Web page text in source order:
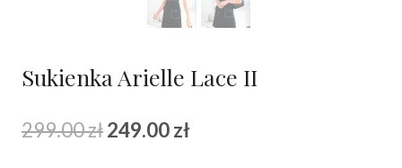
Sukienka Arielle Lace II
299.00złPierwotna
249.00zł